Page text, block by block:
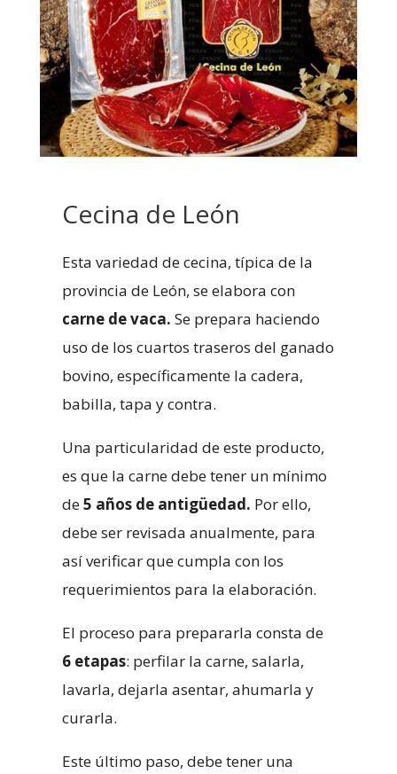
Cecina de León
Esta variedad de cecina, típica de la
provincia de León, se elabora con
carne de vaca. Se prepara haciendo
uso de los cuartos traseros del ganado
bovino, específicamente la cadera,
babilla, tapa y contra.
Una particularidad de este producto,
es que la carne debe tener un mínimo
de5 años de antigüedad. Por ello,
debe ser revisada anualmente, para
así verificar que cumpla con los
requerimientos para la elaboración.
El proceso para prepararla consta de
6 etapas: perfilar la carne, salarla,
lavarla, dejarla asentar, ahumarla y
curarla.
Este último paso, debe tener una